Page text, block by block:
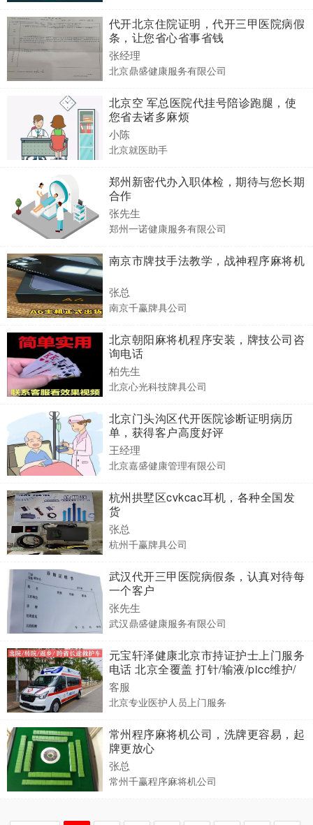
代开北京住院证明，代开三甲医院病假
条，让您省心省事省钱
张经理
北京鼎盛健康服务有限公司
北京空 军总医院代挂号陪诊跑腿，使
您省去诸多麻烦
小陈
北京就医助手
郑州新密代办入职体检，期待与您长期
合作
张先生
郑州一诺健康服务有限公司
南京市牌技手法教学，战神程序麻将机
张总
南京千赢牌具公司
北京朝阳麻将机程序安装，牌技公司咨
询电话
柏先生
北京心光科技牌具公司
北京门头沟区代开医院诊断证明病历
单，获得客户高度好评
王经理
北京嘉盛健康管理有限公司
杭州拱墅区cvkcac耳机，各种全国发
货
张总
杭州千赢牌具公司
武汉代开三甲医院病假条，认真对待每
一个客户
张先生
武汉鼎盛健康服务有限公司
元宝轩泽健康北京市持证护士上门服务
电话 北京全覆盖 打针/输液/picc维护/
输液港维护/采血/换药拆线/造瘘/造口
客服
北京专业医护人员上门服务
常州程序麻将机公司，洗牌更容易，起
牌更放心
张总
常州千赢程序麻将机公司